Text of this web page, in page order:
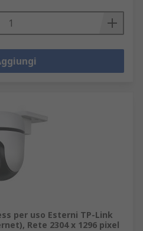
per uso Esterni TP-Link
Rete 2304 x 1296 pixel